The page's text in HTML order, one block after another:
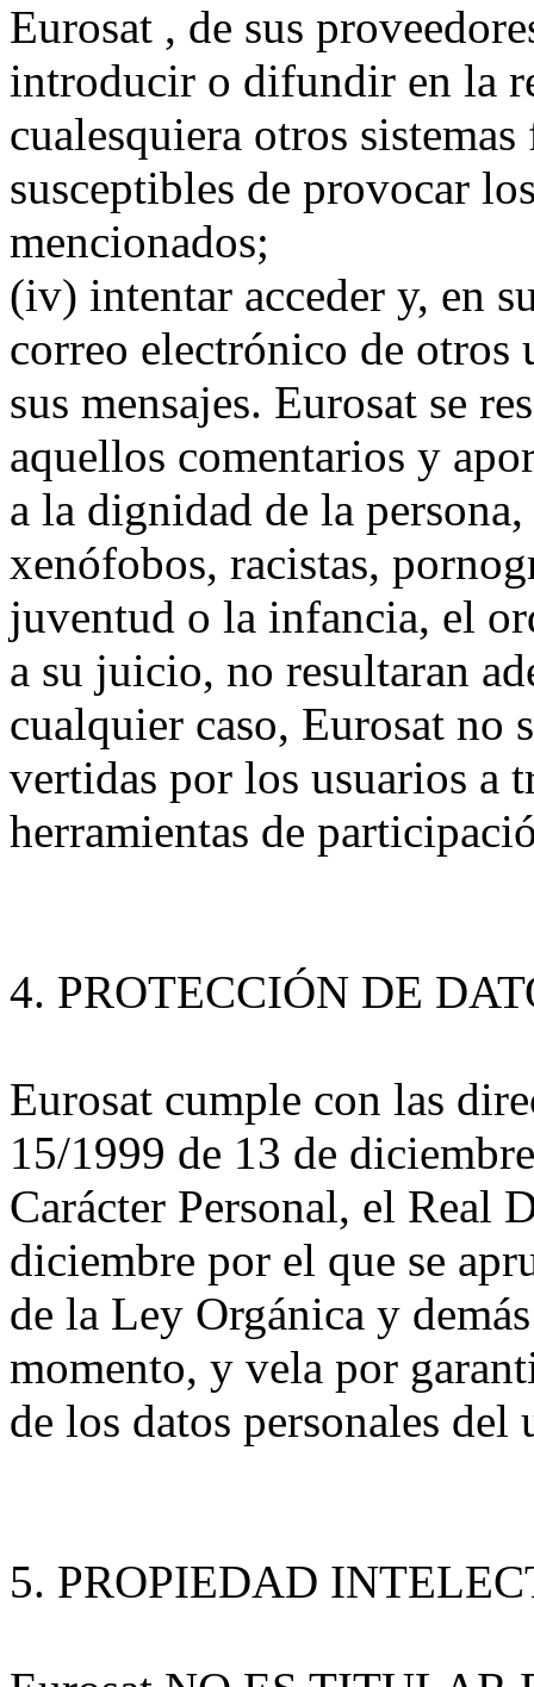
Eurosat , de sus
introducir o difundir en la
cualesquiera otros
susceptibles de provocar
mencionados;
(iv) intentar acceder y, en
correo electrónico de
sus mensajes. Eurosat se
aquellos comentarios y
a la dignidad de la
xenófobos, racistas,
juventud o la infancia, el
a su juicio, no resultaran
cualquier caso, Eurosat no
vertidas por los usuarios a
herramientas de
4. PROTECCIÓN DE
Eurosat cumple con las
15/1999 de 13 de
Carácter Personal, el Real
diciembre por el que se
de la Ley Orgánica y
momento, y vela por
de los datos personales del
5. PROPIEDAD